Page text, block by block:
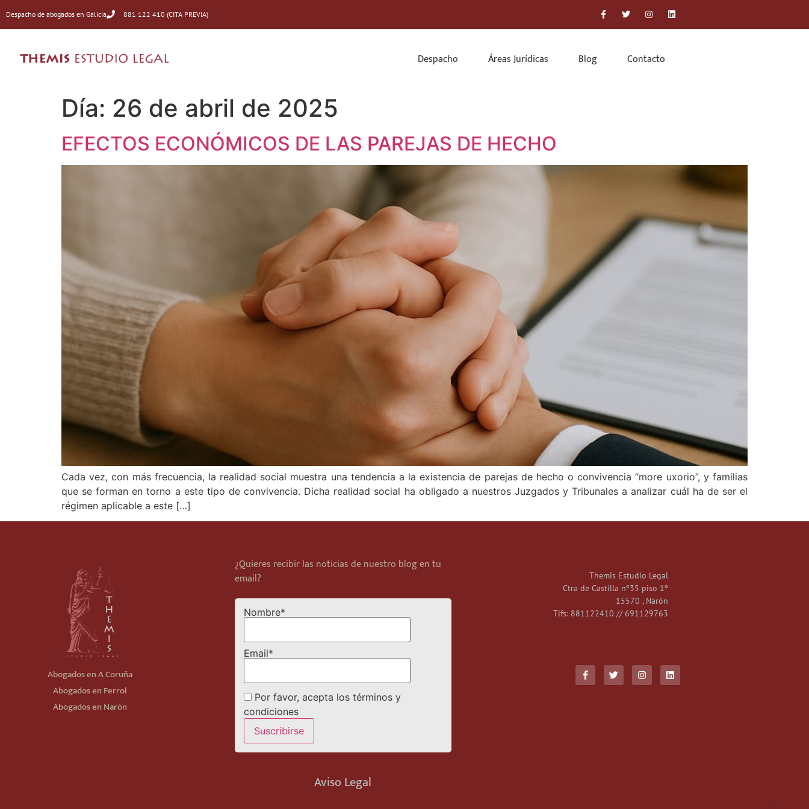
Despacho de abogados en Galicia 881 122 410 (CITA PREVIA)
Despacho Áreas Jurídicas Blog Contacto
Día: 26 de abril de 2025
EFECTOS ECONÓMICOS DE LAS PAREJAS DE HECHO
Cada vez, con más frecuencia, la realidad social muestra una tendencia a la existencia de parejas de hecho o convivencia “more uxorio”, y familias
que se forman en torno a este tipo de convivencia. Dicha realidad social ha obligado a nuestros Juzgados y Tribunales a analizar cuál ha de ser el
régimen aplicable a este […]
Abogados en A Coruña
Abogados en Ferrol
Abogados en Narón
¿Quieres recibir las noticias de nuestro blog en tu
email?
Nombre*
Email*
Por favor, acepta los términos y
condiciones
Aviso Legal
Themis Estudio Legal
Ctra de Castilla nº35 piso 1º
15570 , Narón
Tlfs: 881122410 // 691129763